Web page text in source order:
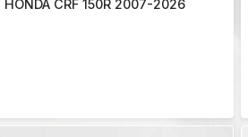
HONDA CRF 150R 2007-2026